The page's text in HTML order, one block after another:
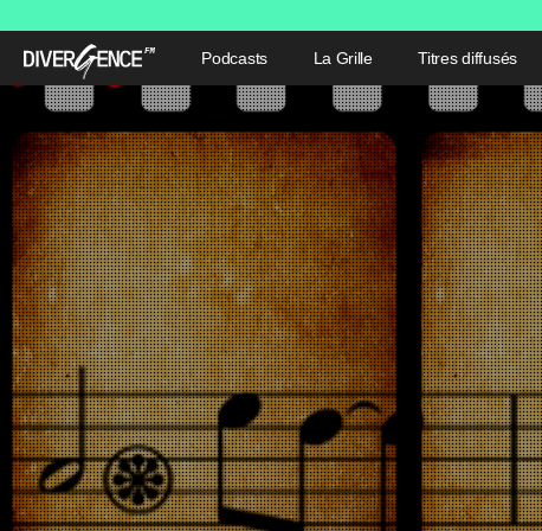
Podcasts La Grille Titres diffusés